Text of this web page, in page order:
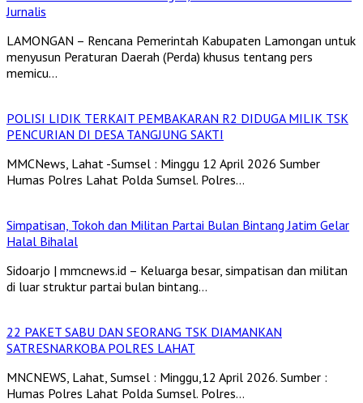
Jurnalis
LAMONGAN – Rencana Pemerintah Kabupaten Lamongan untuk
menyusun Peraturan Daerah (Perda) khusus tentang pers
memicu…
POLISI LIDIK TERKAIT PEMBAKARAN R2 DIDUGA MILIK TSK
PENCURIAN DI DESA TANGJUNG SAKTI
MMCNews, Lahat -Sumsel : Minggu 12 April 2026 Sumber
Humas Polres Lahat Polda Sumsel. Polres…
Simpatisan, Tokoh dan Militan Partai Bulan Bintang Jatim Gelar
Halal Bihalal
Sidoarjo | mmcnews.id – Keluarga besar, simpatisan dan militan
di luar struktur partai bulan bintang…
22 PAKET SABU DAN SEORANG TSK DIAMANKAN
SATRESNARKOBA POLRES LAHAT
MNCNEWS, Lahat, Sumsel : Minggu,12 April 2026. Sumber :
Humas Polres Lahat Polda Sumsel. Polres…